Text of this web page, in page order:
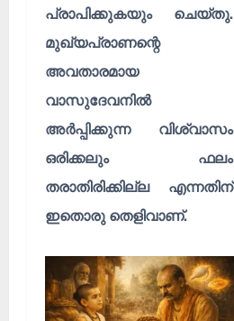
പ്രാപിക്കുകയും ചെയ്തു.
മുഖ്യപ്രാണന്റെ
അവതാരമായ
വാസുദേവനിൽ
അർപ്പിക്കുന്ന വിശ്വാസം
ഒരിക്കലും ഫലം
തരാതിരിക്കില്ല എന്നതിന്
ഇതൊരു തെളിവാണ്.